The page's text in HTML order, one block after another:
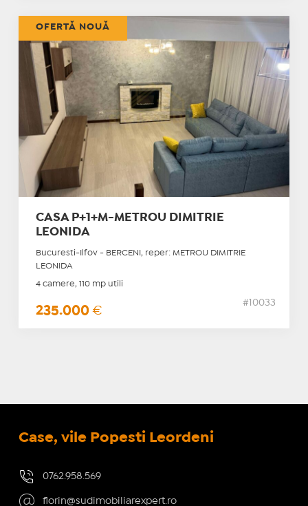
CASA P+1+M-METROU DIMITRIE
LEONIDA
Bucuresti-Ilfov - BERCENI, reper: METROU DIMITRIE
LEONIDA
4 camere, 110 mp utili
235.000 €
#10033
OFERTĂ NOUĂ
Case, vile Popesti Leordeni
0762.958.569
florin@sudimobiliarexpert.ro